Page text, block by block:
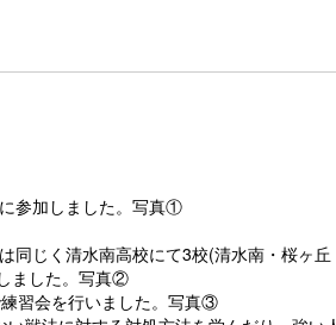
参加しました。写真①
同じく清水南高校にて3校(清水南・桜ヶ丘
ました。写真②
習会を行いました。写真③